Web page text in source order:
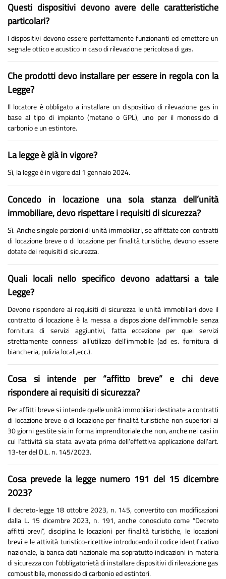
Questi dispositivi devono avere delle caratteristiche
particolari?
I dispositivi devono essere perfettamente funzionanti ed emettere un
segnale ottico e acustico in caso di rilevazione pericolosa di gas.
Che prodotti devo installare per essere in regola con la
Legge?
Il locatore è obbligato a installare un dispositivo di rilevazione gas in
base al tipo di impianto (metano o GPL), uno per il monossido di
carbonio e un estintore.
La legge è già in vigore?
Sì, la legge è in vigore dal 1 gennaio 2024.
Concedo in locazione una sola stanza dell’unità
immobiliare, devo rispettare i requisiti di sicurezza?
Sì. Anche singole porzioni di unità immobiliari, se affittate con contratti
di locazione breve o di locazione per finalità turistiche, devono essere
dotate dei requisiti di sicurezza.
Quali locali nello specifico devono adattarsi a tale
Legge?
Devono rispondere ai requisiti di sicurezza le unità immobiliari dove il
contratto di locazione è la messa a disposizione dell’immobile senza
fornitura di servizi aggiuntivi, fatta eccezione per quei servizi
strettamente connessi all’utilizzo dell’immobile (ad es. fornitura di
biancheria, pulizia locali,ecc.).
Cosa si intende per “affitto breve” e chi deve
rispondere ai requisiti di sicurezza?
Per affitti breve si intende quelle unità immobiliari destinate a contratti
di locazione breve o di locazione per finalità turistiche non superiori ai
30 giorni gestite sia in forma imprenditoriale che non, anche nei casi in
cui l’attività sia stata avviata prima dell’effettiva applicazione dell’art.
13-ter del D.L. n. 145/2023.
Cosa prevede la legge numero 191 del 15 dicembre
2023?
Il decreto-legge 18 ottobre 2023, n. 145, convertito con modificazioni
dalla L. 15 dicembre 2023, n. 191, anche conosciuto come “Decreto
affitti brevi”, disciplina le locazioni per finalità turistiche, le locazioni
brevi e le attività turistico-ricettive introducendo il codice identificativo
nazionale, la banca dati nazionale ma sopratutto indicazioni in materia
di sicurezza con l’obbligatorietà di installare dispositivi di rilevazione gas
combustibile, monossido di carbonio ed estintori.